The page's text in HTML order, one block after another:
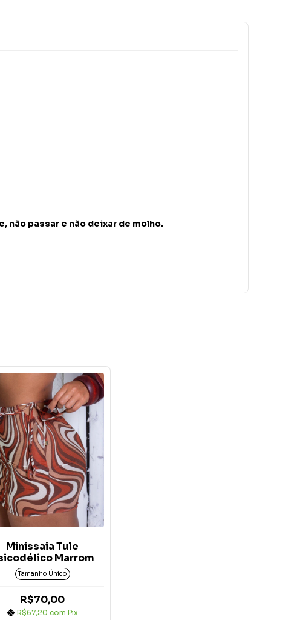
não passar e não deixar de molho.
Minissaia Tule
Marrom
Tamanho Único
R$70,00
R$67,20 com Pix